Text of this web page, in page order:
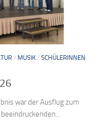
/ MUSIK / SCHÜLERINNEN
war der Ausflug zum